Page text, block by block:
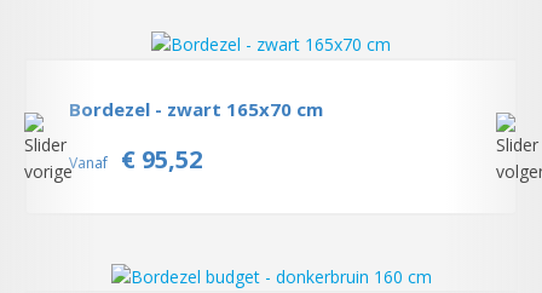
Bordezel - zwart 165x70 cm
Vanaf € 95,52